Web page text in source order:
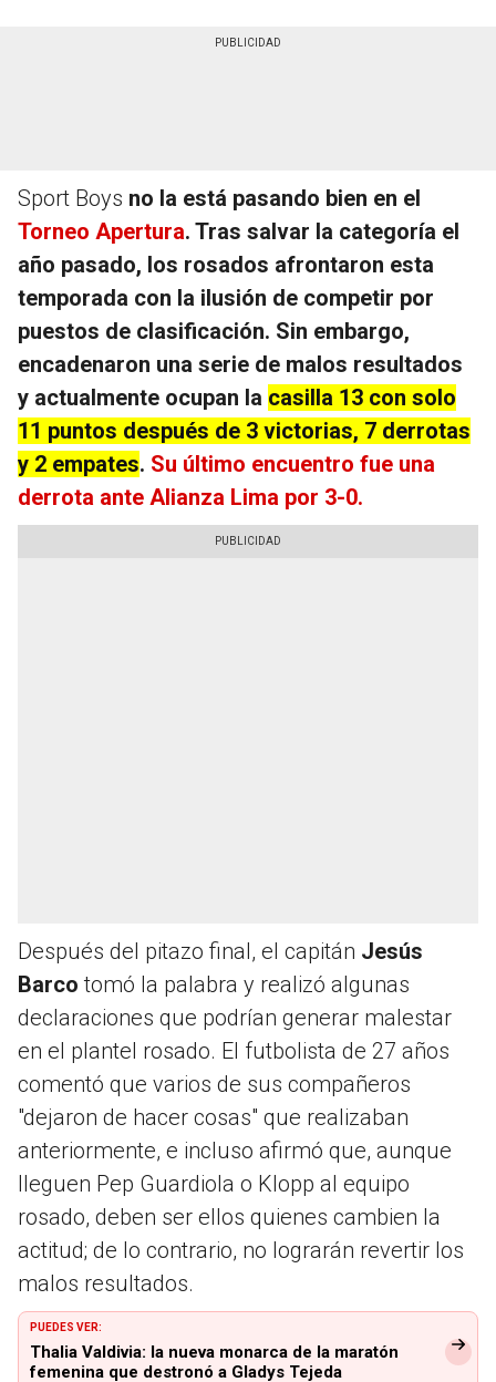
Sport Boys no la está pasando bien en el
Torneo Apertura. Tras salvar la categoría el
año pasado, los rosados afrontaron esta
temporada con la ilusión de competir por
puestos de clasificación. Sin embargo,
encadenaron una serie de malos resultados
y actualmente ocupan la casilla 13 con solo
11 puntos después de 3 victorias, 7 derrotas
y 2 empates. Su último encuentro fue una
derrota ante Alianza Lima por 3-0.
Después del pitazo final, el capitán Jesús
Barco tomó la palabra y realizó algunas
declaraciones que podrían generar malestar
en el plantel rosado. El futbolista de 27 años
comentó que varios de sus compañeros
"dejaron de hacer cosas" que realizaban
anteriormente, e incluso afirmó que, aunque
lleguen Pep Guardiola o Klopp al equipo
rosado, deben ser ellos quienes cambien la
actitud; de lo contrario, no lograrán revertir los
malos resultados.
PUEDES VER:
Thalia Valdivia: la nueva monarca de la maratón
femenina que destronó a Gladys Tejeda